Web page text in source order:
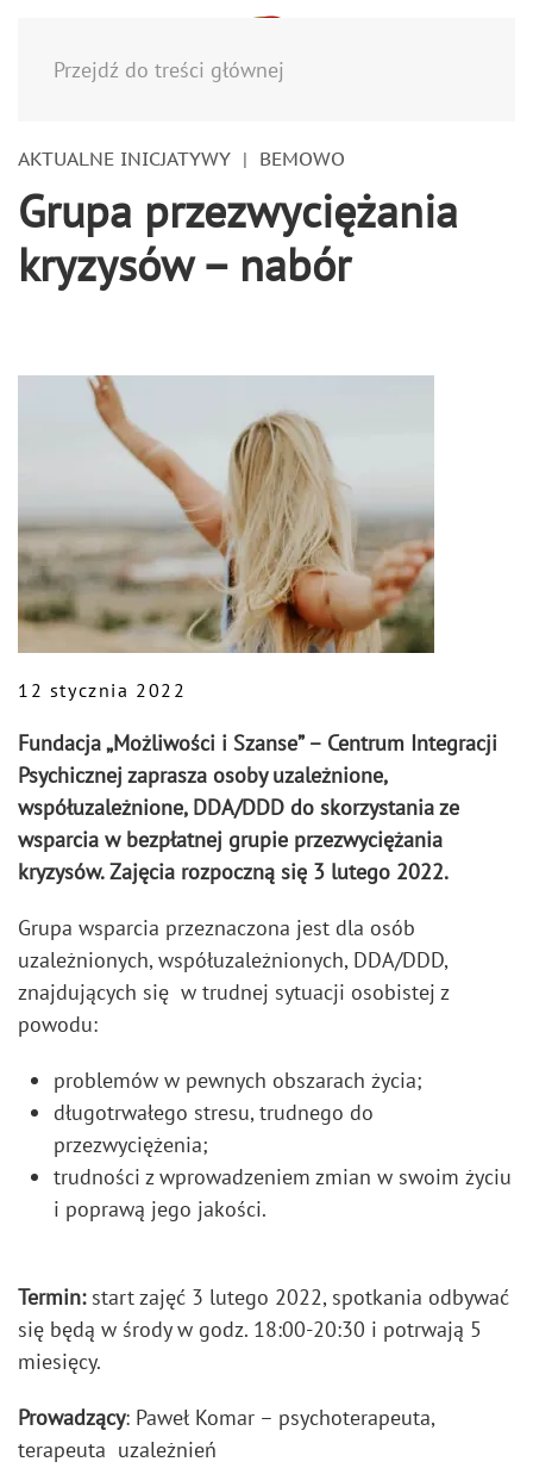
Przejdź do treści głównej
AKTUALNE INICJATYWY BEMOWO
Grupa przezwyciężania
kryzysów – nabór
12 stycznia 2022
Fundacja „Możliwości i Szanse” – Centrum Integracji
Psychicznej zaprasza osoby uzależnione,
współuzależnione, DDA/DDD do skorzystania ze
wsparcia w bezpłatnej grupie przezwyciężania
kryzysów. Zajęcia rozpoczną się 3 lutego 2022.
Grupa wsparcia przeznaczona jest dla osób
uzależnionych, współuzależnionych, DDA/DDD,
znajdujących się w trudnej sytuacji osobistej z
powodu:
problemów w pewnych obszarach życia;
długotrwałego stresu, trudnego do
przezwyciężenia;
trudności z wprowadzeniem zmian w swoim życiu
i poprawą jego jakości.
Termin:start zajęć 3 lutego 2022, spotkania odbywać
się będą w środy w godz. 18:00-20:30 i potrwają 5
miesięcy.
Prowadzący: Paweł Komar – psychoterapeuta,
terapeuta uzależnień